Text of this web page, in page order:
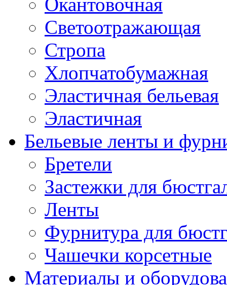
Светоотражающая
Стропа
Хлопчатобумажная
Эластичная бельевая
Эластичная
Бельевые ленты и
Бретели
Застежки для
Ленты
Фурнитура для
Чашечки корсетные
Материалы и